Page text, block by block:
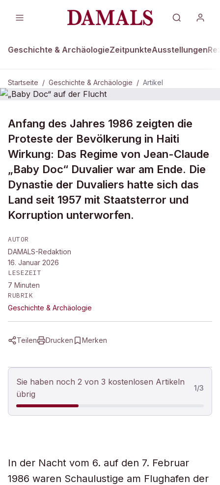
Geschichte & ArchäologieZeitpunkteAusstellungen
Startseite / Geschichte & Archäologie / Artikel
DAMALS Plus GESCHICHTE & ARCHÄOLOGIE
„Baby Doc“ auf der Flucht
Anfang des Jahres 1986 zeigten die
Proteste der Bevölkerung in Haiti
Wirkung: Das Regime von Jean-Claude
„Baby Doc“ Duvalier war am Ende. Die
Dynastie der Duvaliers hatte sich das
Land seit 1957 mit Staatsterror und
Korruption unterworfen.
AUTOR
DAMALS-Redaktion
16. Januar 2026
LESEZEIT
7 Minuten
RUBRIK
Geschichte & Archäologie
Teilen Drucken Merken
Sie haben noch 2 von 3 kostenlosen Artikeln
übrig
1/3
In der Nacht vom 6. auf den 7. Februar
1986 waren Schaulustige am Flughafen der